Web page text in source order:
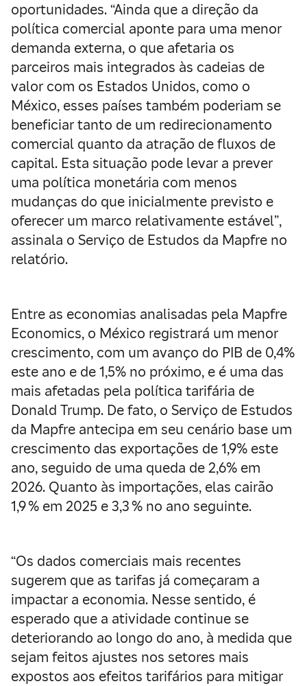
oportunidades. “Ainda que a direção da
política comercial aponte para uma menor
demanda externa, o que afetaria os
parceiros mais integrados às cadeias de
valor com os Estados Unidos, como o
México, esses países também poderiam se
beneficiar tanto de um redirecionamento
comercial quanto da atração de fluxos de
capital. Esta situação pode levar a prever
uma política monetária com menos
mudanças do que inicialmente previsto e
oferecer um marco relativamente estável”,
assinala o Serviço de Estudos da Mapfre no
relatório.
Entre as economias analisadas pela Mapfre
Economics, o México registrará um menor
crescimento, com um avanço do PIB de 0,4%
este ano e de 1,5% no próximo, e é uma das
mais afetadas pela política tarifária de
Donald Trump. De fato, o Serviço de Estudos
da Mapfre antecipa em seu cenário base um
crescimento das exportações de 1,9% este
ano, seguido de uma queda de 2,6% em
2026. Quanto às importações, elas cairão
1,9 % em 2025 e 3,3 % no ano seguinte.
“Os dados comerciais mais recentes
sugerem que as tarifas já começaram a
impactar a economia. Nesse sentido, é
esperado que a atividade continue se
deteriorando ao longo do ano, à medida que
sejam feitos ajustes nos setores mais
expostos aos efeitos tarifários para mitigar